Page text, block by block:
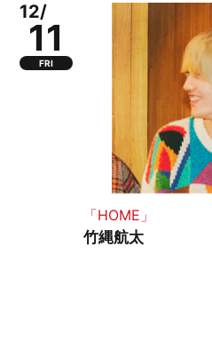
12/
11
FRI
「HOME」
竹縄航太